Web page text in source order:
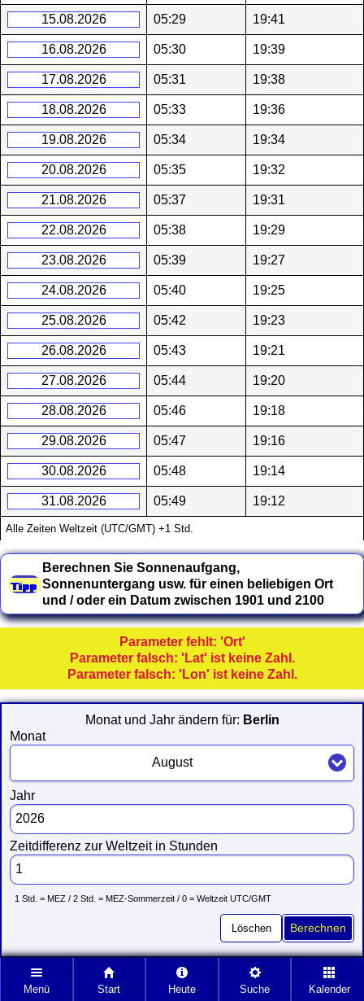
15.08.2026 05:29 19:41
16.08.2026 05:30 19:39
17.08.2026 05:31 19:38
18.08.2026 05:33 19:36
19.08.2026 05:34 19:34
20.08.2026 05:35 19:32
21.08.2026 05:37 19:31
22.08.2026 05:38 19:29
23.08.2026 05:39 19:27
24.08.2026 05:40 19:25
25.08.2026 05:42 19:23
26.08.2026 05:43 19:21
27.08.2026 05:44 19:20
28.08.2026 05:46 19:18
29.08.2026 05:47 19:16
30.08.2026 05:48 19:14
31.08.2026 05:49 19:12
Alle Zeiten Weltzeit (UTC/GMT) +1 Std.
Berechnen Sie Sonnenaufgang,
Sonnenuntergang usw. für einen beliebigen Ort
und / oder ein Datum zwischen 1901 und 2100
Parameter fehlt: 'Ort'
Parameter falsch: 'Lat' ist keine Zahl.
Parameter falsch: 'Lon' ist keine Zahl.
Monat und Jahr ändern für: Berlin
Monat
August
Jahr
Zeitdifferenz zur Weltzeit in Stunden
1 Std. = MEZ / 2 Std. = MEZ-Sommerzeit / 0 = Weltzeit UTC/GMT
Löschen Berechnen
Menü Start Heute Suche Kalender